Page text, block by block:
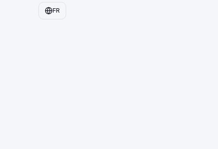
FR